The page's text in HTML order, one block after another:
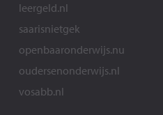
leergeld.nl
saarisnietgek
openbaaronderwijs.nu
oudersenonderwijs.nl
vosabb.nl